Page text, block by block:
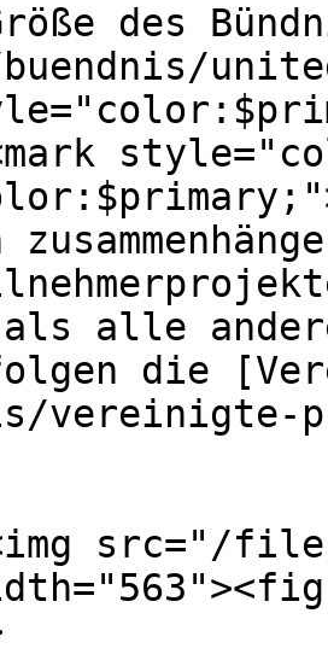
des
alle
die
vereinigte-
src="/files/